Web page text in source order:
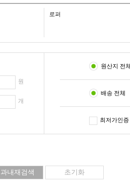
로퍼
원
개
원산지 전체
배송 전체
최저가인증